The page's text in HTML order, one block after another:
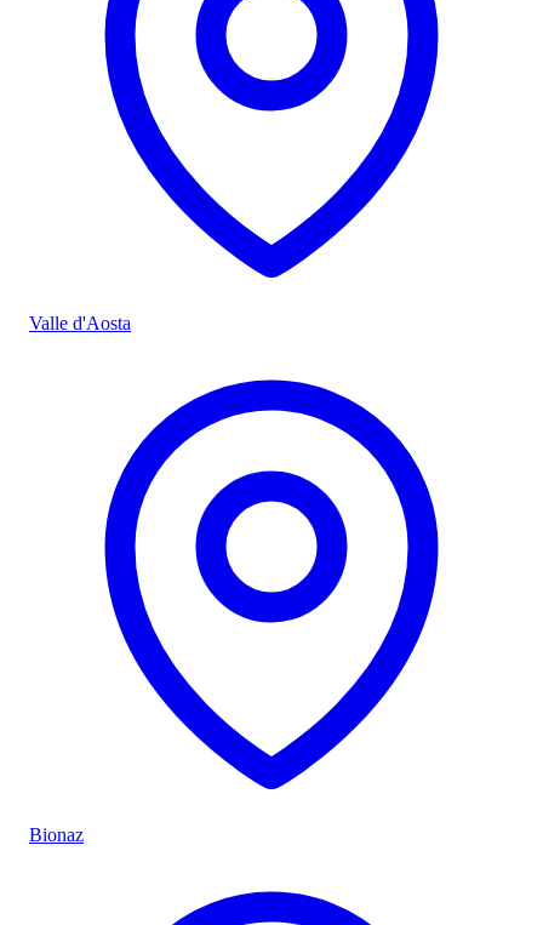
Valle d'Aosta
Bionaz